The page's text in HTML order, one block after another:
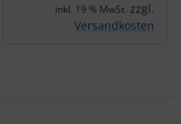
inkl. 19 % MwSt. zzgl.
Versandkosten